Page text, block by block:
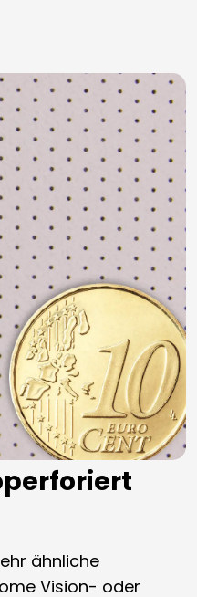
ähnliche
Vision- oder